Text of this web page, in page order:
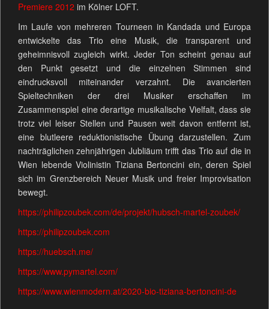
Premiere 2012 im Kölner LOFT.
Im Laufe von mehreren Tourneen in Kandada und Europa
entwickelte das Trio eine Musik, die transparent und
geheimnisvoll zugleich wirkt. Jeder Ton scheint genau auf
den Punkt gesetzt und die einzelnen Stimmen sind
eindrucksvoll miteinander verzahnt. Die avancierten
Spieltechniken der drei Musiker erschaffen im
Zusammenspiel eine derartige musikalische Vielfalt, dass sie
trotz viel leiser Stellen und Pausen weit davon entfernt ist,
eine blutleere reduktionistische Übung darzustellen. Zum
nachträglichen zehnjährigen Jubliäum trifft das Trio auf die in
Wien lebende Violinistin Tiziana Bertoncini ein, deren Spiel
sich im Grenzbereich Neuer Musik und freier Improvisation
bewegt.
https://philipzoubek.com/de/projekt/hubsch-martel-zoubek/
https://philipzoubek.com
https://huebsch.me/
https://www.pymartel.com/
https://www.wienmodern.at/2020-bio-tiziana-bertoncini-de